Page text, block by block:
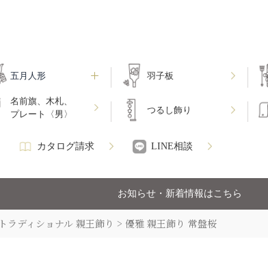
五月人形 羽子板
名前旗、木札、
プレート〈男〉
つるし飾り
カタログ請求 LINE相談
お知らせ・新着情報はこちら
トラディショナル 親王飾り 優雅 親王飾り 常盤桜